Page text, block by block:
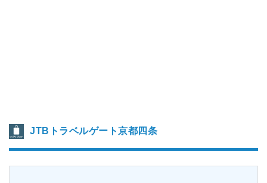
JTBトラベルゲート京都四条